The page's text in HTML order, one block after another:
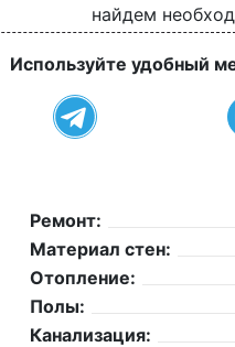
найдем
Используйте удобный
Ремонт:
Материал стен:
Отопление:
Полы:
Канализация: